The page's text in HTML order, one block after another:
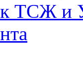
ТСЖ и